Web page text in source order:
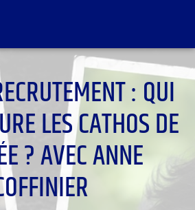
: QUI
LES CATHOS DE
? AVEC ANNE